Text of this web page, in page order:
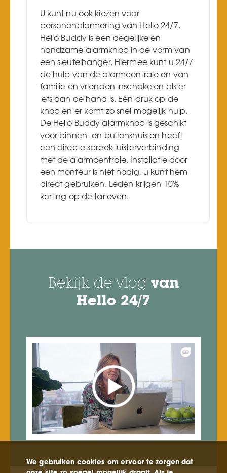
U kunt nu ook kiezen voor
personenalarmering van Hello 24/7.
Hello Buddy is een degelijke en
handzame alarmknop in de vorm van
een sleutelhanger. Hiermee kunt u 24/7
de hulp van de alarmcentrale en van
familie en vrienden inschakelen als er
iets aan de hand is. Eén druk op de
knop en er komt zo snel mogelijk hulp.
De Hello Buddy alarmknop is geschikt
voor binnen- en buitenshuis en heeft
een directe spreek-luisterverbinding
met de alarmcentrale. Installatie door
een monteur is niet nodig, u kunt hem
direct gebruiken. Leden krijgen 10%
korting op de tarieven.
Bekijk de vlog van
Hello 24/7
We gebruiken cookies om ervoor te zorgen dat